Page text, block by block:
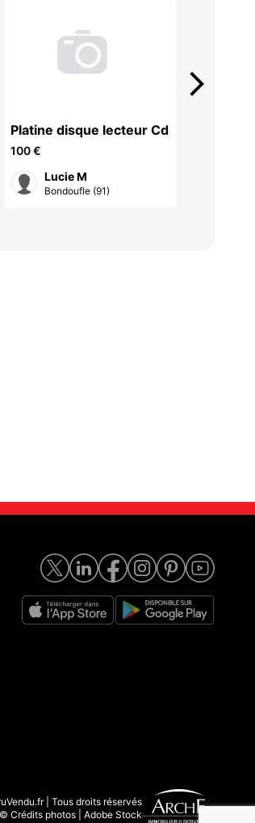
Platine disque lecteur Cd
100 €
Lucie M
Bondoufle (91)
arrow_forward_ios
| Tous droits réservés
© Crédits photos | Adobe Stock